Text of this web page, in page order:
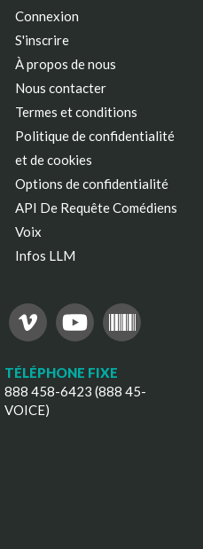
Connexion
S'inscrire
À propos de nous
Nous contacter
Termes et conditions
Politique de confidentialité
et de cookies
Options de confidentialité
API De Requête Comédiens
Voix
Infos LLM
TÉLÉPHONE FIXE
888 458-6423 (888 45-
VOICE)